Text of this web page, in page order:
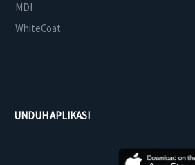
MDI
WhiteCoat
UNDUH APLIKASI